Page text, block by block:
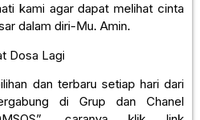
kami agar dapat melihat cinta
dalam diri-Mu. Amin.
Dosa Lagi
dan terbaru setiap hari dari
di Grup dan Chanel